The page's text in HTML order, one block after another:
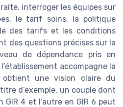
interroger les équipes sur
le tarif soins, la politique
des tarifs et les conditions
des questions précises sur la
de dépendance pris en
accompagne la
obtient une vision claire du
d’exemple, un couple dont
GIR 4 et l’autre en GIR 6 peut